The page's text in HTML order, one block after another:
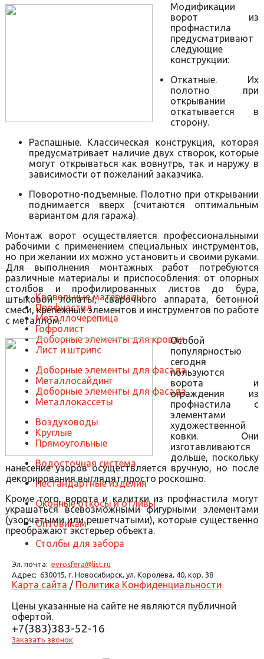
Модификации
ворот из
профнастила
предусматривают
следующие
конструкции:
Откатные. Их
полотно при
открывании
откатывается в
сторону.
Распашные. Классическая конструкция, которая
предусматривает наличие двух створок, которые
могут открываться как вовнутрь, так и наружу в
зависимости от пожеланий заказчика.
Поворотно-подъемные. Полотно при открывании
поднимается вверх (считаются оптимальным
вариантом для гаража).
Монтаж ворот осуществляется профессиональными
рабочими с применением специальных инструментов,
но при желании их можно установить и своими руками.
Для выполнения монтажных работ потребуются
различные материалы и приспособления: от опорных
столбов и профилированных листов до бура,
штыковой лопаты, сварочного аппарата, бетонной
смеси, крепежных элементов и инструментов по работе
с металлом.
Особой
популярностью
сегодня
пользуются
ворота и
ограждения из
профнастила с
элементами
художественной
ковки. Они
изготавливаются
дольше, поскольку
нанесение узоров осуществляется вручную, но после
декорирования выглядят просто роскошно.
Кроме того, ворота и калитки из профнастила могут
украшаться всевозможными фигурными элементами
(узорчатыми или решетчатыми), которые существенно
преображают экстерьер объекта.
Кровельные материалы
Профнастил
Металлочерепица
Гофролист
Доборные элементы для кровли
Лист и штрипс
Доборные элементы для фасада
Металлосайдинг
Доборные элементы для фасада
Металлокассеты
Воздуховоды
Круглые
Прямоугольные
Водосточная система
Нестандартные изделия
Оконные откосы и отливы
Оптовикам
Столбы для забора
Эл. почта: evrosfera@list.ru
Адрес: 630015, г. Новосибирск, ул. Королева, 40, кор. 38
Карта сайта / Политика Конфиденциальности
Цены указанные на сайте не являются публичной
офертой.
+7(383)383-52-16
Заказать звонок